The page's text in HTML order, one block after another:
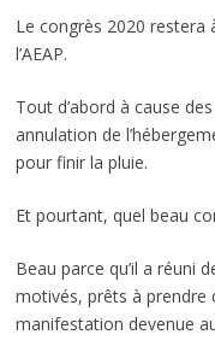
Le congrès 2020 restera
l’AEAP.
Tout d’abord à cause
annulation de
pour finir la pluie.
Et pourtant, quel beau
Beau parce qu’il a réuni
motivés, prêts à prendre
manifestation devenue